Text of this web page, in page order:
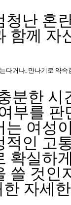
청난 혼
함께 자
다거나, 만나기로 약
분한
부를
여성
인 고
확실하
쓸 것인
자세